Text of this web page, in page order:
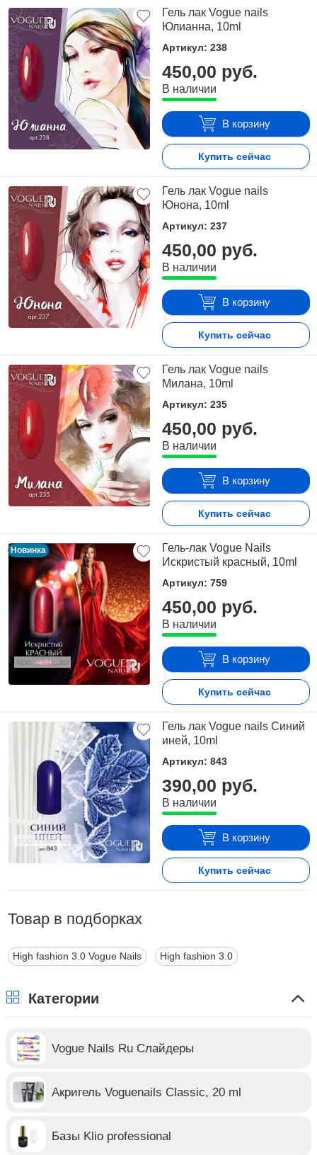
Гель лак Vogue nails
Юлианна, 10ml
Артикул: 238
450,00 руб.
В наличии
В корзину
Купить сейчас
Гель лак Vogue nails
Юнона, 10ml
Артикул: 237
450,00 руб.
В наличии
В корзину
Купить сейчас
Гель лак Vogue nails
Милана, 10ml
Артикул: 235
450,00 руб.
В наличии
В корзину
Купить сейчас
Новинка
Гель-лак Vogue Nails
Искристый красный, 10ml
Артикул: 759
450,00 руб.
В наличии
В корзину
Купить сейчас
Гель лак Vogue nails Синий
иней, 10ml
Артикул: 843
390,00 руб.
В наличии
В корзину
Купить сейчас
Товар в подборках
High fashion 3.0 Vogue Nails High fashion 3.0
Категории
Vogue Nails Ru Слайдеры
Акригель Voguenails Classic, 20 ml
Базы Klio professional